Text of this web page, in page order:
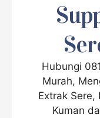
Hubungi
Murah,
Extrak Sere,
Kuman